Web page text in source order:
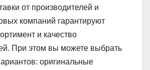
от производителей и
компаний гарантируют
и качество
При этом вы можете выбрать
оригинальные